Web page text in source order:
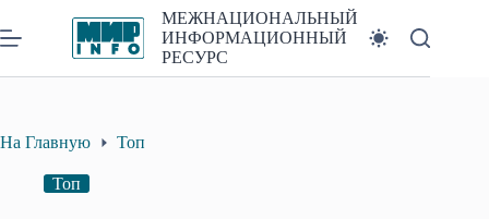
к
сути
МЕЖНАЦИОНАЛЬНЫЙ
ИНФОРМАЦИОННЫЙ
РЕСУРС
На Главную Топ
Топ